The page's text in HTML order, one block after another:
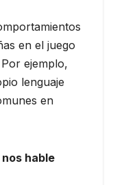
en el juego
ejemplo,
lenguaje
en
hable